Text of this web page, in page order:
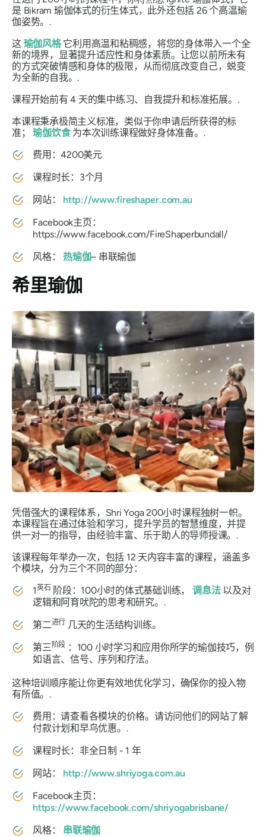
是 Bikram 瑜伽体式的衍生体式，此外还包括 26 个高温瑜
伽姿势。.
这 瑜伽风格它利用高温和粘稠感，将您的身体带入一个全
新的境界，显著提升适应性和身体素质。让您以前所未有
的方式突破情感和身体的极限，从而彻底改变自己，蜕变
为全新的自我。.
课程开始前有 4 天的集中练习、自我提升和标准拓展。.
本课程秉承极简主义标准，类似于你申请后所获得的标
准；瑜伽饮食 为本次训练课程做好身体准备。.
费用：4200美元
课程时长：3个月
网站： http://www.fireshaper.com.au
Facebook主页：
https://www.facebook.com/FireShaperbundall/
风格：热瑜伽– 串联瑜伽
希里瑜伽
凭借强大的课程体系，Shri Yoga 200小时课程独树一帜。
本课程旨在通过体验和学习，提升学员的智慧维度，并提
供一对一的指导，由经验丰富、乐于助人的导师授课。.
该课程每年举办一次，包括 12 天内容丰富的课程，涵盖多
个模块，分为三个不同的部分：
1英石 阶段：100小时的体式基础训练， 调息法以及对
逻辑和阿育吠陀的思考和研究。.
第二进行 几天的生活结构训练。
第三 阶段 ：100 小时学习和应用你所学的瑜伽技巧，例
如语言、信号、序列和疗法。
这种培训顺序能让你更有效地优化学习，确保你的投入物
有所值。.
费用：请查看各模块的价格。请访问他们的网站了解
付款计划和早鸟优惠。.
课程时长：非全日制 - 1 年
网站： http://www.shriyoga.com.au
Facebook主页：
https://www.facebook.com/shriyogabrisbane/
风格： 串联瑜伽